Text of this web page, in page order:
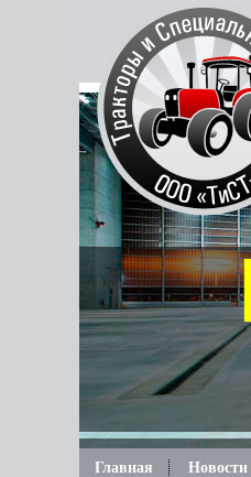
Главная Новости